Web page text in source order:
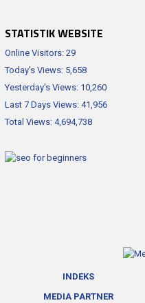
STATISTIK WEBSITE
Online Visitors: 29
Today's Views: 5,658
Yesterday's Views: 10,260
Last 7 Days Views: 41,956
Total Views: 4,694,738
INDEKS
MEDIA PARTNER